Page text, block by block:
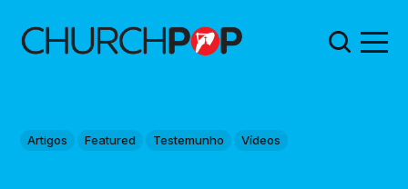
Artigos Featured Testemunho Vídeos